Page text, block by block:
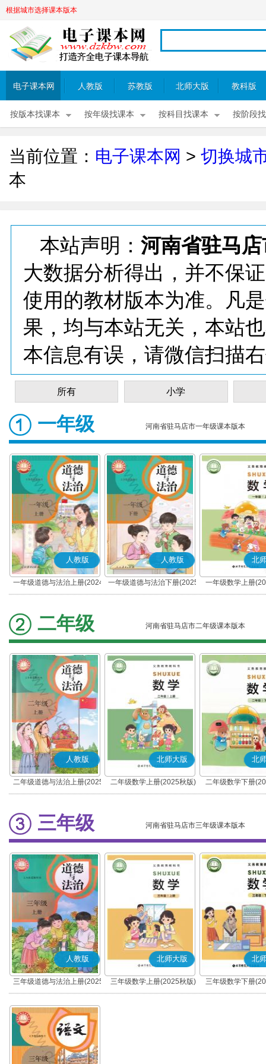
根据城市选择课本版本
电子课本网 人教版 苏教版 北师大版 教科版
按版本找课本 按年级找课本 按科目找课本 按阶段
当前位置： 电子课本网 > 切换城
本
本站声明： 河南省驻马
大数据分析得出，并不保
使用的教材版本为准。凡
果，均与本站无关，本站
本信息有误，请微信扫描
所有 小学
一年级 河南省驻马店市一年级课本版本
人教版
一年级道德与法治上册(2024
秋版)(部编版)
人教版
一年级道德与法治下册(2025
春版)(部编版)
北
一年级数学上册
二年级 河南省驻马店市二年级课本版本
人教版
二年级道德与法治上册(2025
秋版)(部编版)
北师大版
二年级数学上册(2025秋版)
北
二年级数学下册
三年级 河南省驻马店市三年级课本版本
人教版
三年级道德与法治上册(2025
秋版)(部编版)
北师大版
三年级数学上册(2025秋版)
北
三年级数学下册